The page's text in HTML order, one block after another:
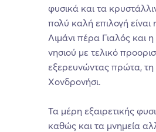
φυσικά και τα
πολύ καλή επιλογή είναι
Λιμάνι πέρα Γιαλός και
νησιού με τελικό
εξερευνώντας πρώτα, τη
Χονδρονήσι.
Τα μέρη εξαιρετικής
καθώς και τα μνημεία